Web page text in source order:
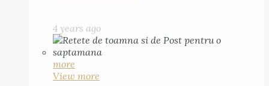
4 years ago
more
View more